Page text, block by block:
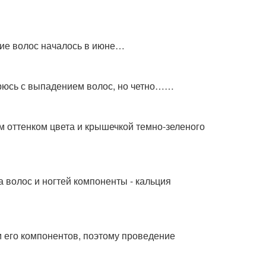
волос началось в июне…
с выпадением волос, но четно……
цвета и крышечкой темно-зеленого
и ногтей компоненты - кальция
компонентов, поэтому проведение